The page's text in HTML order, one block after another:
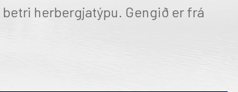
herbergjatýpu. Gengið er frá